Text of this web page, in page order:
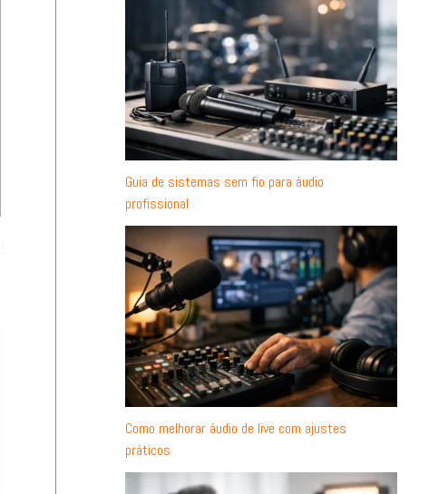
Guia de sistemas sem fio para áudio
profissional
Como melhorar áudio de live com ajustes
práticos